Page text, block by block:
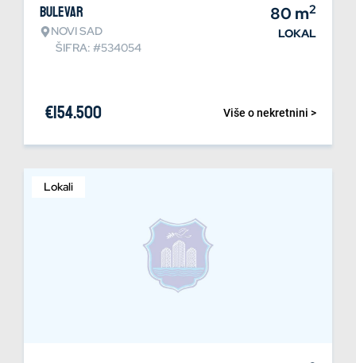
Bulevar
NOVI SAD
ŠIFRA: #534054
80 m2
LOKAL
Više o nekretnini >
€154.500
Lokali